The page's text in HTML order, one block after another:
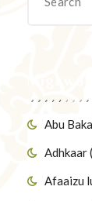
Abu
Adhkaar
Afaaizu